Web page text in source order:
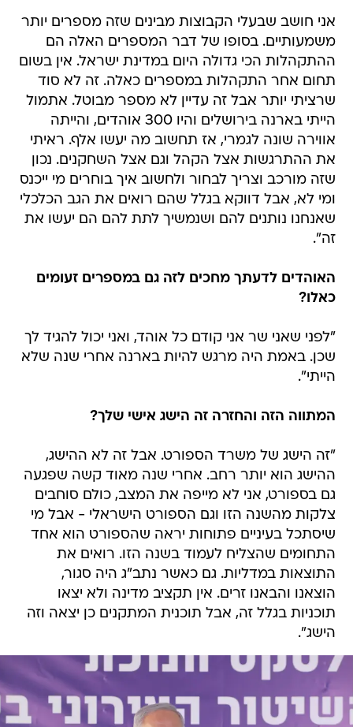
אני חושב שבעלי הקבוצות מבינים שזה מספרים יותר
משמעותיים. בסופו של דבר המספרים האלה הם
ההתקהלות הכי גדולה היום במדינת ישראל. אין בשום
תחום אחר התקהלות במספרים כאלה. זה לא סוד
שרציתי יותר אבל זה עדיין לא מספר מבוטל. אתמול
הייתי בארנה בירושלים והיו 300 אוהדים, והייתה
אווירה שונה לגמרי, אז תחשוב מה יעשו אלף. ראיתי
את ההתרגשות אצל הקהל וגם אצל השחקנים. נכון
שזה מורכב וצריך לבחור ולחשוב איך בוחרים מי ייכנס
ומי לא, אבל דווקא בגלל שהם רואים את הגב הכלכלי
שאנחנו נותנים להם ושנמשיך לתת להם הם יעשו את
זה".
האוהדים לדעתך מחכים לזה גם במספרים זעומים
כאלו?
"לפני שאני שר אני קודם כל אוהד, ואני יכול להגיד לך
שכן. באמת היה מרגש להיות בארנה אחרי שנה שלא
הייתי".
המתווה הזה והחזרה זה הישג אישי שלך?
"זה הישג של משרד הספורט. אבל זה לא ההישג,
ההישג הוא יותר רחב. אחרי שנה מאוד קשה שפגעה
גם בספורט, אני לא מייפה את המצב, כולם סוחבים
צלקות מהשנה הזו וגם הספורט הישראלי - אבל מי
שיסתכל בעיניים פתוחות יראה שהספורט הוא אחד
התחומים שהצליח לעמוד בשנה הזו. רואים את
התוצאות במדליות. גם כאשר נתב"ג היה סגור,
הוצאנו והבאנו זרים. אין תקציב מדינה ולא יצאו
תוכניות בגלל זה, אבל תוכנית המתקנים כן יצאה וזה
הישג".